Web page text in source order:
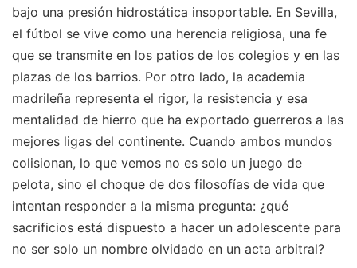
bajo una presión hidrostática insoportable. En Sevilla,
el fútbol se vive como una herencia religiosa, una fe
que se transmite en los patios de los colegios y en las
plazas de los barrios. Por otro lado, la academia
madrileña representa el rigor, la resistencia y esa
mentalidad de hierro que ha exportado guerreros a las
mejores ligas del continente. Cuando ambos mundos
colisionan, lo que vemos no es solo un juego de
pelota, sino el choque de dos filosofías de vida que
intentan responder a la misma pregunta: ¿qué
sacrificios está dispuesto a hacer un adolescente para
no ser solo un nombre olvidado en un acta arbitral?